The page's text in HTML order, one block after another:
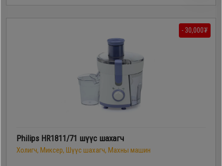
- 30,000₮
Philips HR1811/71 шүүс шахагч
Холигч, Миксер, Шүүс шахагч, Махны машин